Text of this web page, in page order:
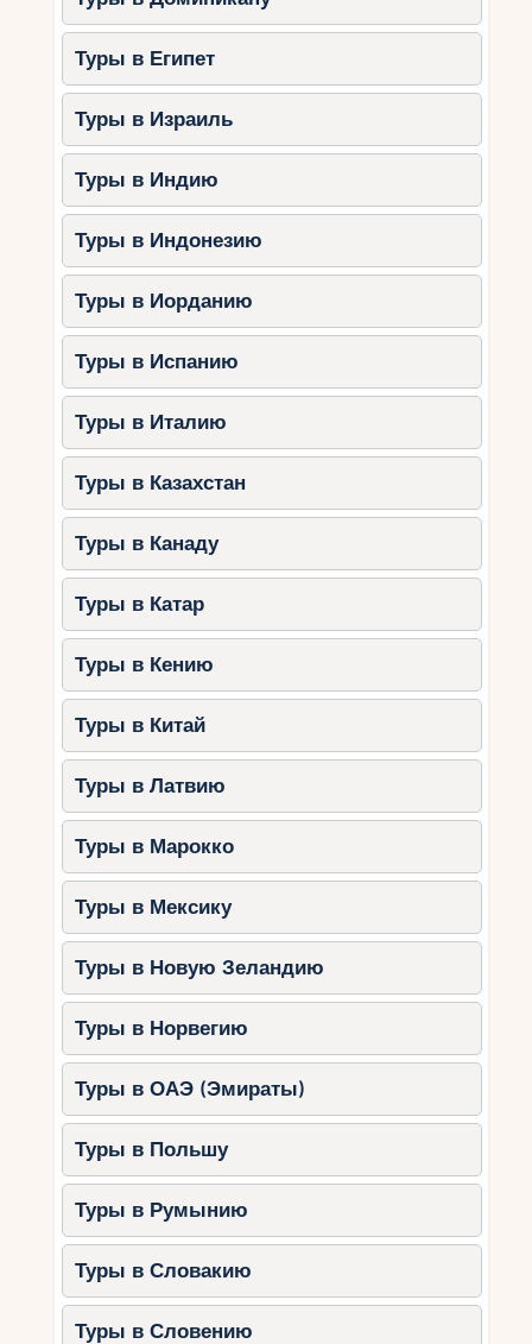
Туры в Египет
Туры в Израиль
Туры в Индию
Туры в Индонезию
Туры в Иорданию
Туры в Испанию
Туры в Италию
Туры в Казахстан
Туры в Канаду
Туры в Катар
Туры в Кению
Туры в Китай
Туры в Латвию
Туры в Марокко
Туры в Мексику
Туры в Новую Зеландию
Туры в Норвегию
Туры в ОАЭ (Эмираты)
Туры в Польшу
Туры в Румынию
Туры в Словакию
Туры в Словению